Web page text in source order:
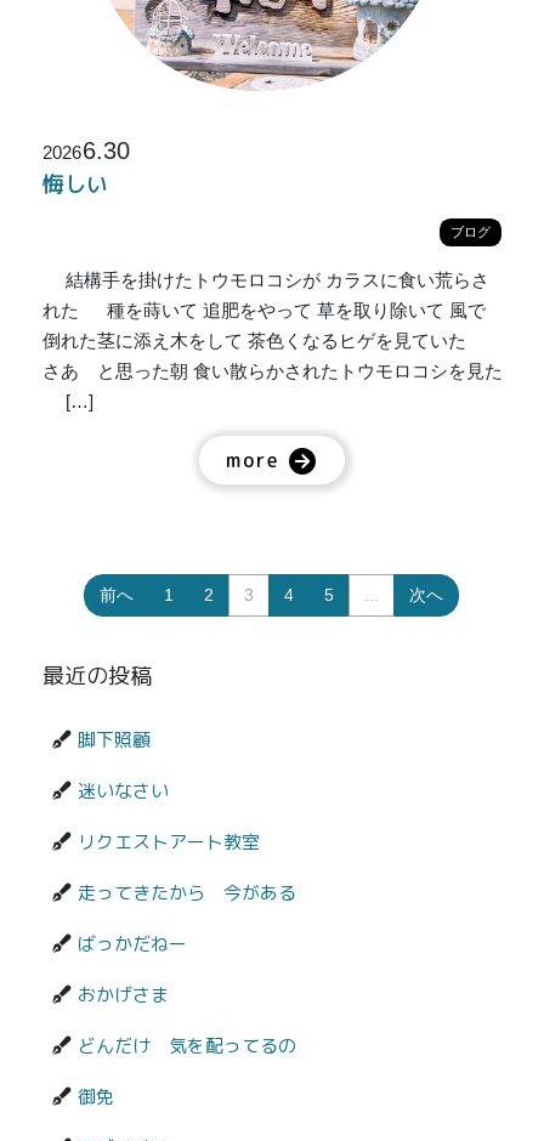
20266.30
悔しい
ブログ
結構手を掛けたトウモロコシが カラスに食い荒らさ
れた 種を蒔いて 追肥をやって 草を取り除いて 風で
倒れた茎に添え木をして 茶色くなるヒゲを見ていた
さあ と思った朝 食い散らかされたトウモロコシを見た
[…]
more
前へ 1 2 3 4 5 次へ
最近の投稿
脚下照顧
迷いなさい
リクエストアート教室
走ってきたから 今がある
ばっかだねー
おかげさま
どんだけ 気を配ってるの
御免